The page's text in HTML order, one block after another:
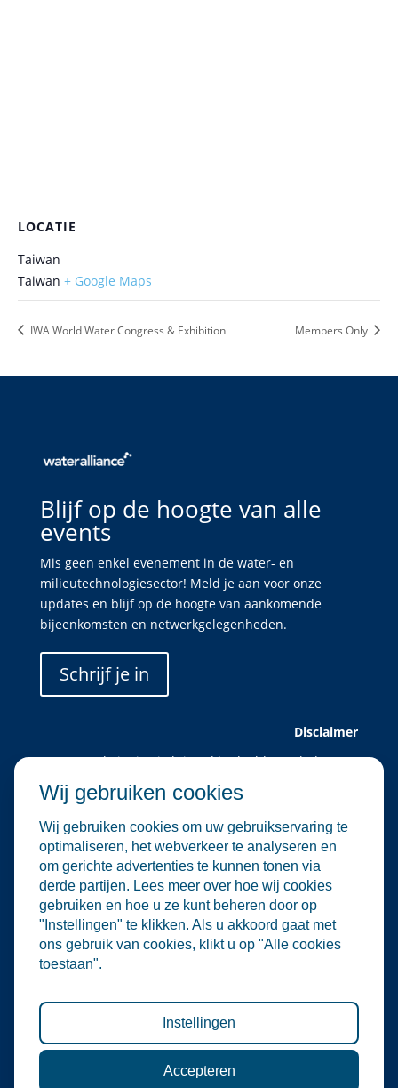
LOCATIE
Taiwan
Taiwan + Google Maps
IWA World Water Congress & Exhibition Members Only
Blijf op de hoogte van alle
events
Mis geen enkel evenement in de water- en
milieutechnologiesector! Meld je aan voor onze
updates en blijf op de hoogte van aankomende
bijeenkomsten en netwerkgelegenheden.
Schrijf je in
Disclaimer
Deze website is uitsluitend bedoeld voor leden van
Water Alliance biedt dit platform aan om relevante
evenementen in de water- en
milieutechnologiesector te verzamelen en onder de
aandacht te brengen. Hoewel wij zorgvuldig omgaan
met de selectie en plaatsing van evenementen, zijn
wij niet verantwoordelijk voor de organisatie of
inhoud van externe evenementen.
De informatie op deze website is informatief van
aard. Er kunnen geen rechten worden ontleend aan
de inhoud van deze site, noch aan deelname aan de
geen enkele aansprakelijkheid voor directe of
indirecte schade die voortvloeit uit het gebruik van
deze informatie.
Wij gebruiken cookies
Wij gebruiken cookies om uw gebruikservaring te
optimaliseren, het webverkeer te analyseren en
om gerichte advertenties te kunnen tonen via
derde partijen. Lees meer over hoe wij cookies
gebruiken en hoe u ze kunt beheren door op
"Instellingen" te klikken. Als u akkoord gaat met
ons gebruik van cookies, klikt u op "Alle cookies
toestaan".
Instellingen
Accepteren